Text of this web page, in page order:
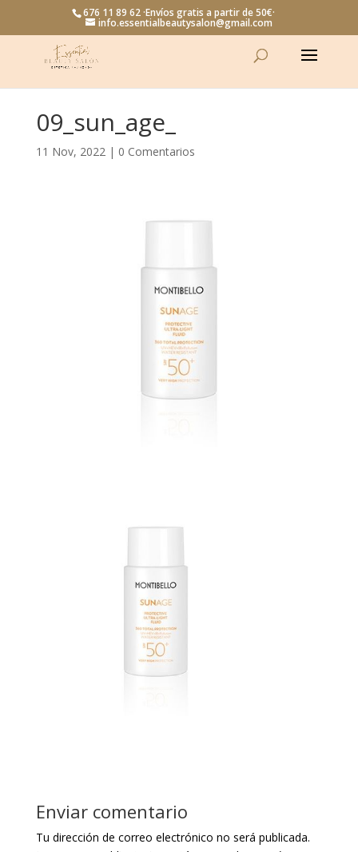
676 11 89 62 ·Envíos gratis a partir de 50€·
info.essentialbeautysalon@gmail.com
09_sun_age_
11 Nov, 2022| 0 Comentarios
Enviar comentario
Tu dirección de correo electrónico no será publicada.